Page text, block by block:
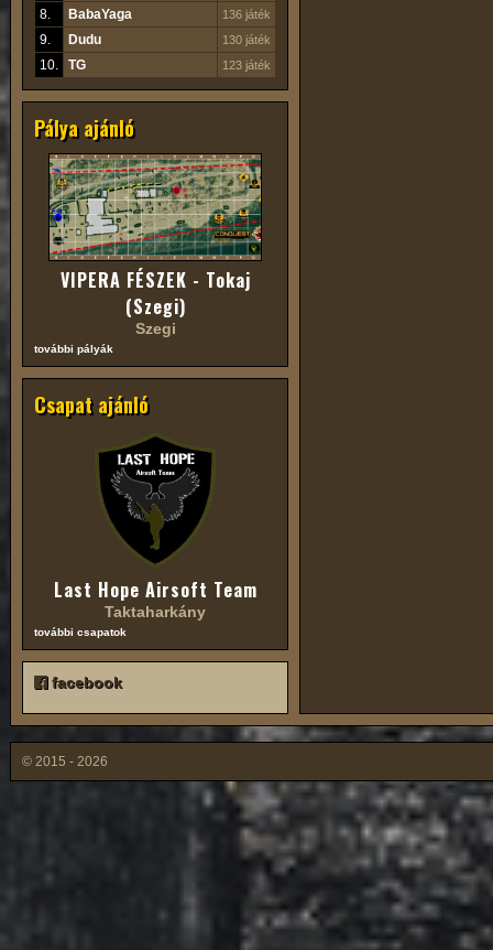
8. BabaYaga 136 játék
9. Dudu 130 játék
10. TG 123 játék
Pálya ajánló
VIPERA FÉSZEK - Tokaj
(Szegi)
Szegi
további pályák
Csapat ajánló
Last Hope Airsoft Team
Taktaharkány
további csapatok
facebook
© 2015 - 2026